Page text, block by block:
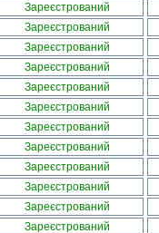
Зареєстрований
Зареєстрований
Зареєстрований
Зареєстрований
Зареєстрований
Зареєстрований
Зареєстрований
Зареєстрований
Зареєстрований
Зареєстрований
Зареєстрований
Зареєстрований